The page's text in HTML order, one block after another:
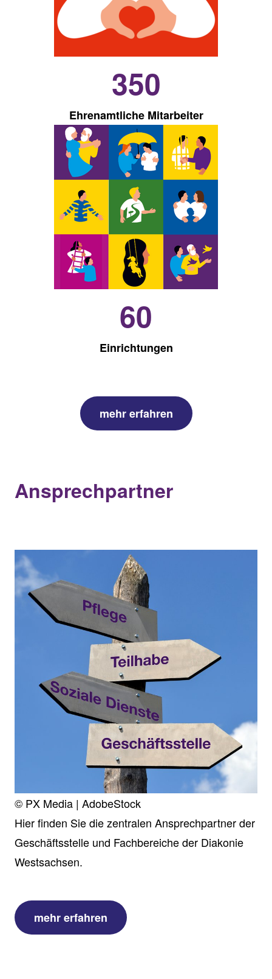
350
Ehrenamtliche Mitarbeiter
60
Einrichtungen
mehr erfahren
Ansprechpartner
Hier finden Sie die zentralen Ansprechpartner der
Geschäftsstelle und Fachbereiche der Diakonie
Westsachsen.
mehr erfahren
© PX Media | AdobeStock